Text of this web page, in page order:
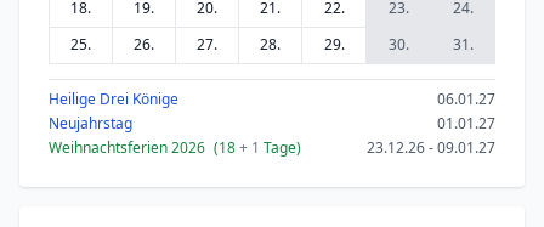
18.
19. 20. 21. 22. 23.
24.
25.
26. 27. 28. 29. 30. 31.
Heilige Drei Könige
06.01.27
Neujahrstag
01.01.27
Weihnachtsferien 2026 (18+ 1 Tage) 23.12.26 - 09.01.27